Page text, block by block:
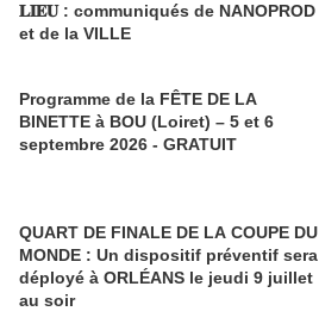
𝐋𝐈𝐄𝐔 : communiqués de NANOPROD
et de la VILLE
Programme de la FÊTE DE LA
BINETTE à BOU (Loiret) – 5 et 6
septembre 2026 - GRATUIT
QUART DE FINALE DE LA COUPE DU
MONDE : Un dispositif préventif sera
déployé à ORLÉANS le jeudi 9 juillet
au soir